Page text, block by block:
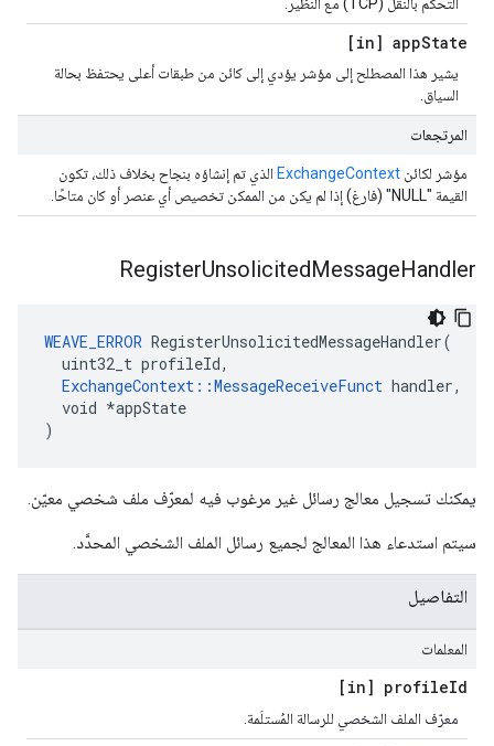
[in] appState
يشير هذا المصطلح إلى مؤشر يؤدي إلى كائن من طبقات أعلى يحتفظ بحالة
السياق.
المرتجعات
مؤشر لكائن ExchangeContext الذي تم إنشاؤه بنجاح بخلاف ذلك، تكون
القيمة "NULL" (فارغ) إذا لم يكن من الممكن تخصيص أي عنصر أو كان متاحًا.
RegisterUnsolicitedMessageHandler
WEAVE_ERROR RegisterUnsolicitedMessageHandler(
  uint32_t profileId,
ExchangeContext::MessageReceiveFunct handler,
  void *appState
)
يمكنك تسجيل معالج رسائل غير مرغوب فيه لمعرّف ملف شخصي معيّن.
سيتم استدعاء هذا المعالج لجميع رسائل الملف الشخصي المحدَّد.
التفاصيل
المعلمات
[in] profileId
معرّف الملف الشخصي للرسالة المُستلَمة.